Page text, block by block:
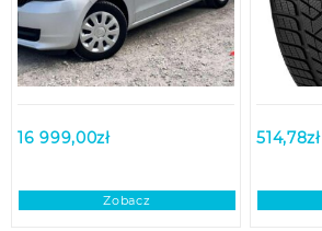
16 999,00zł
Zobacz
514,78zł